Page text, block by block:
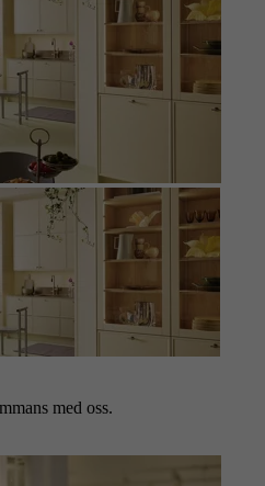
med oss.